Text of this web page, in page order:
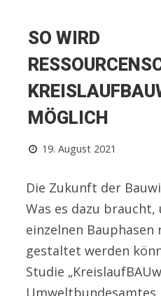
SO WIRD
MÖGLICH
19. August 2021
Die Zukunft der
Was es dazu braucht,
einzelnen Bauphasen
gestaltet werden
Studie